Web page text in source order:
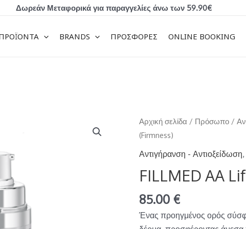
Δωρεάν Μεταφορικά για παραγγελίες άνω των 59.90€
BRANDS ΠΡΟΣΦΟΡΕΣ ONLINE BOOKING
Αρχική σελίδα / Πρόσωπο /
(Firmness)
Αντιγήρανση - Αντιοξείδωση,
FILLMED AA
85.00 €
Ένας προηγμένος ορός
FILLMED
AA
Lift
(Firmness)